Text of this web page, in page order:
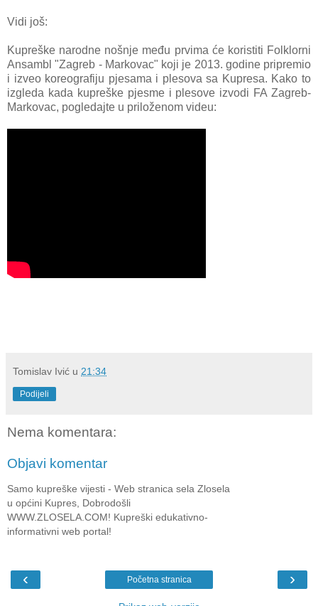
Vidi još:
Kupreške narodne nošnje među prvima će koristiti Folklorni
Ansambl "Zagreb - Markovac" koji je 2013. godine pripremio
i izveo koreografiju pjesama i plesova sa Kupresa. Kako to
izgleda kada kupreške pjesme i plesove izvodi FA Zagreb-
Markovac, pogledajte u priloženom videu:
Tomislav Ivić u 21:34
Podijeli
Nema komentara:
Objavi komentar
Samo kupreške vijesti - Web stranica sela Zlosela
u općini Kupres, Dobrodošli
WWW.ZLOSELA.COM! Kupreški edukativno-
informativni web portal!
‹ ›
Početna stranica